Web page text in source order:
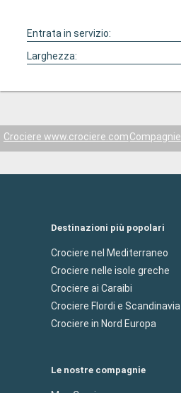
Entrata in servizio:
Larghezza:
Crociere www.crociere.comCompagnie
Destinazioni più popolari
Crociere nel Mediterraneo
Crociere nelle isole greche
Crociere ai Caraibi
Crociere Flordi e Scandinavia
Crociere in Nord Europa
Le nostre compagnie